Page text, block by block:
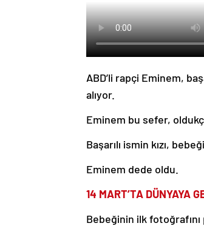
ABD’li rapçi Eminem,
alıyor.
Eminem bu sefer,
Başarılı ismin kızı,
Eminem dede oldu.
14 MART’TA DÜNYAYA
Bebeğinin ilk